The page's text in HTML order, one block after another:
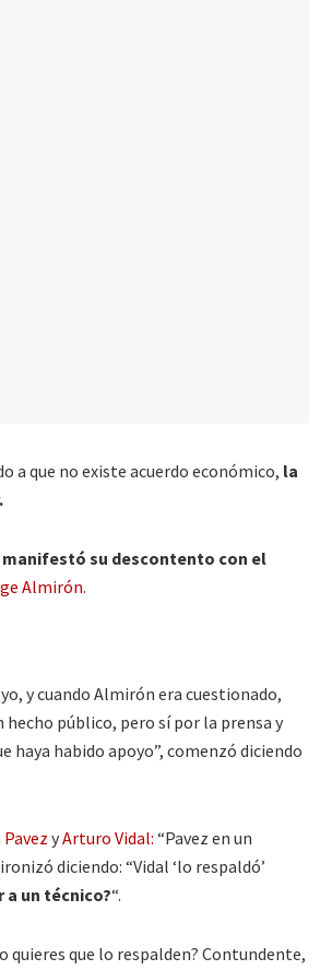
a que no existe acuerdo económico, la
manifestó su descontento con el
Almirón.
y cuando Almirón era cuestionado,
público, pero sí por la prensa y
haya habido apoyo”, comenzó diciendo
yArturo Vidal: “Pavez en un
diciendo: “Vidal ‘lo respaldó’
a un técnico?“.
quieres que lo respalden? Contundente,